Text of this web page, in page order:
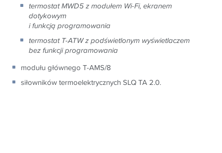
termostat MWD5 z modułem Wi-Fi, ekranem
dotykowym
i funkcją programowania
termostat T-ATW z podświetlonym wyświetlaczem
bez funkcji programowania
modułu głównego T-AMS/8
siłowników termoelektrycznych SLQ TA 2.0.